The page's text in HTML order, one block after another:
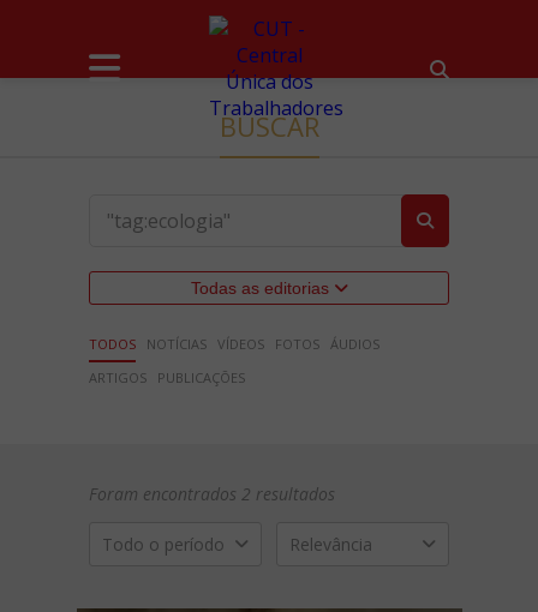
BUSCAR
Todas as editorias
TODOS NOTÍCIAS VÍDEOS FOTOS ÁUDIOS
ARTIGOS
PUBLICAÇÕES
Foram encontrados 2 resultados
Todo o período Relevância